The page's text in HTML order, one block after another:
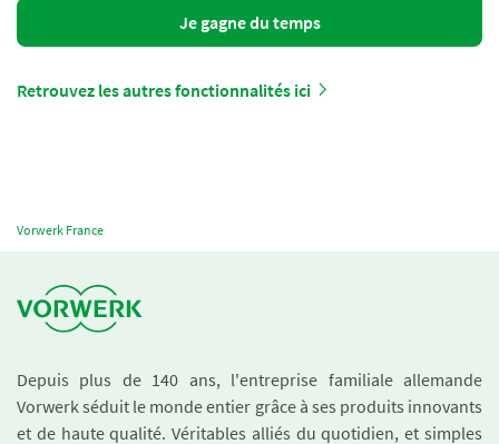
Je gagne du temps
Retrouvez les autres fonctionnalités ici
Vorwerk France
Depuis plus de 140 ans, l'entreprise familiale allemande
Vorwerk séduit le monde entier grâce à ses produits innovants
et de haute qualité. Véritables alliés du quotidien, et simples